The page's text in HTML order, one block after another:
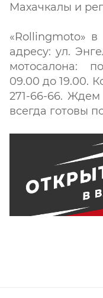
Махачкалы и
«Rollingmoto»
адресу: ул.
мотосалона:
09.00 до 19.00.
271-66-66.
всегда готовы